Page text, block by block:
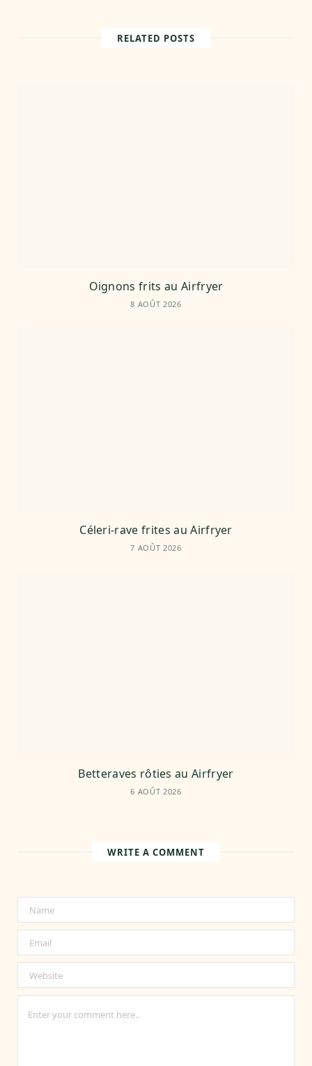
RELATED POSTS
Oignons frits au Airfryer
8 AOÛT 2026
Céleri-rave frites au Airfryer
7 AOÛT 2026
Betteraves rôties au Airfryer
6 AOÛT 2026
WRITE A COMMENT